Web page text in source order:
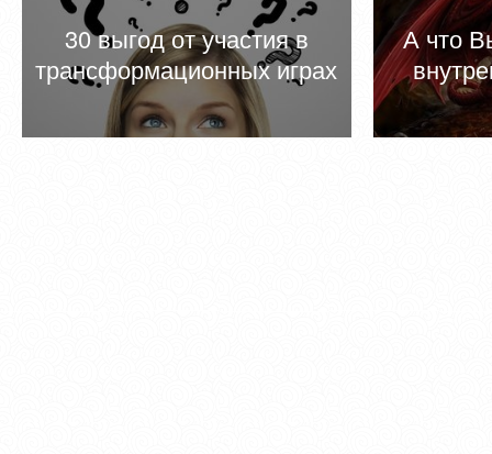
30 выгод от участия в
трансформационных играх
А что